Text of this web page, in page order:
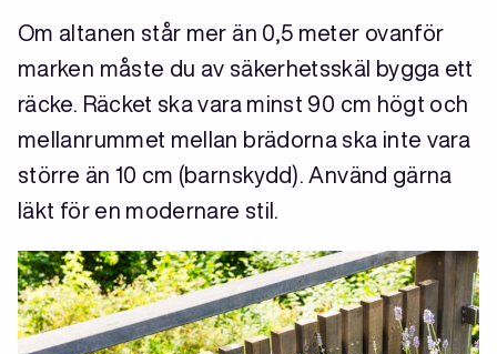
Om altanen står mer än 0,5 meter ovanför
marken måste du av säkerhetsskäl bygga ett
räcke. Räcket ska vara minst 90 cm högt och
mellanrummet mellan brädorna ska inte vara
större än 10 cm (barnskydd). Använd gärna
läkt för en modernare stil.